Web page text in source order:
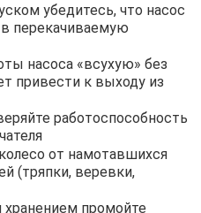
убедитесь, что насос
перекачиваемую
насоса «всухую» без
привести к выходу из
работоспособность
от намотавшихся
(тряпки, веревки,
промойте